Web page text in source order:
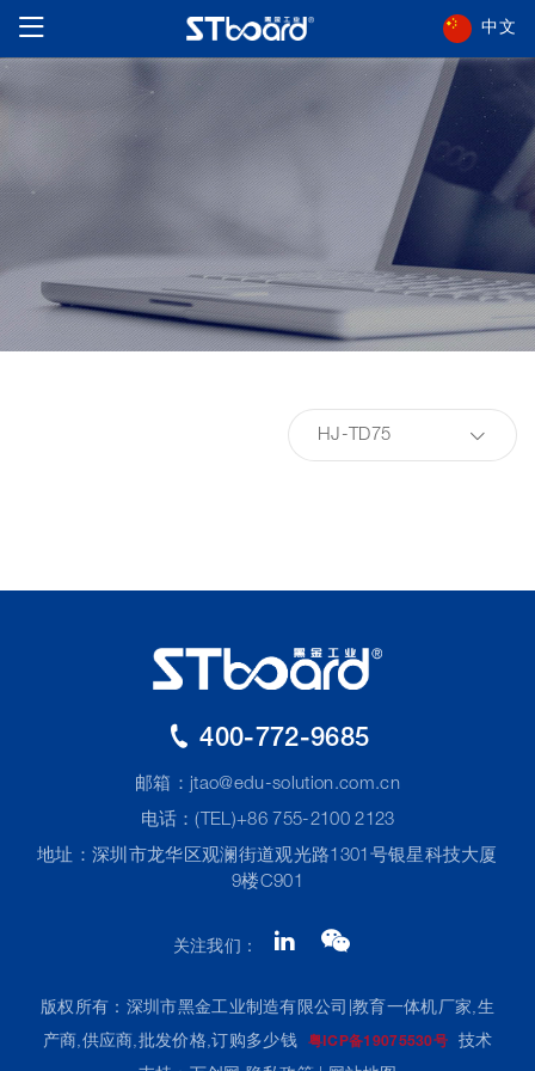
中文
HJ-TD75
400-772-9685
邮箱： jtao@edu-solution.com.cn
电话：(TEL)+86 755-2100 2123
地址：深圳市龙华区观澜街道观光路1301号银星科技大厦
9楼C901
关注我们：
版权所有：深圳市黑金工业制造有限公司|教育一体机厂家,生
产商,供应商,批发价格,订购多少钱
粤ICP备19075530号
技术